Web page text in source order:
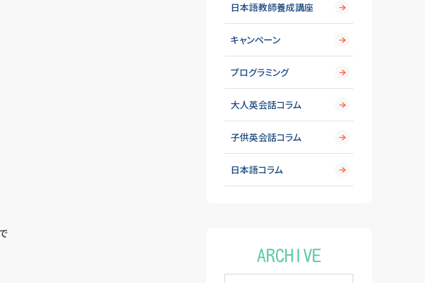
日本語教師養成講座
キャンペーン
プログラミング
大人英会話コラム
子供英会話コラム
日本語コラム
ARCHIVE